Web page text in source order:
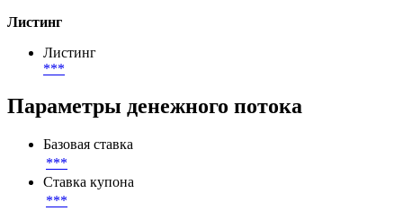
Листинг
Листинг
***
Параметры денежного потока
Базовая ставка
***
Ставка купона
***